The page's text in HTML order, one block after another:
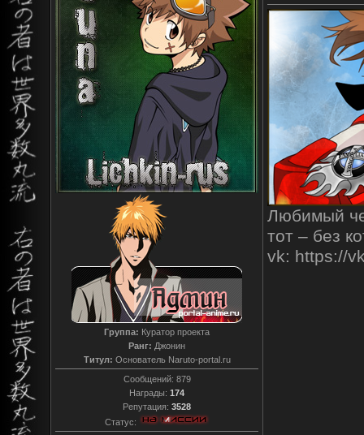
Группа: Куратор проекта
Ранг: Джонин
Титул: Основатель Naruto-portal.ru
Сообщений: 879
Награды: 174
Репутация: 3528
Статус:
Любимый
тот – без
vk: https://